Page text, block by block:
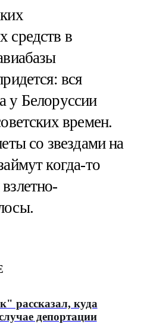
средств в
вся
у Белоруссии
времен.
со звездами на
когда-то
рассказал, куда
депортации